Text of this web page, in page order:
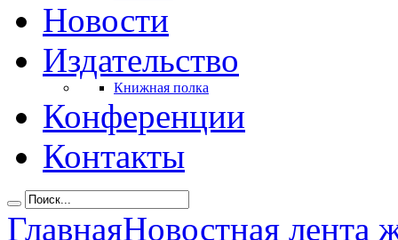
Новости
Издательство
Книжная полка
Конференции
Контакты
ГлавнаяНовостная лента